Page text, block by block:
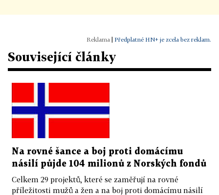
Předplatné HN+ je zcela bez reklam.
Související články
Na rovné šance a boj proti domácímu
násilí půjde 104 milionů z Norských fondů
Celkem 29 projektů, které se zaměřují na rovné
příležitosti mužů a žen a na boj proti domácímu násilí